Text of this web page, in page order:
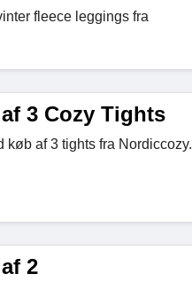
fleece leggings fra
3 Cozy Tights
køb af 3 tights fra Nordiccozy.
2